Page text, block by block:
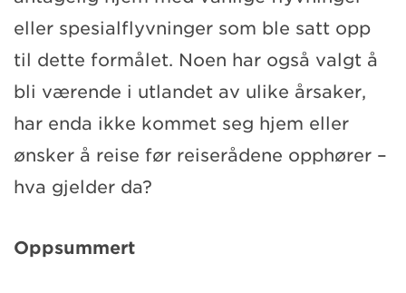
eller spesialflyvninger som ble satt opp
til dette formålet. Noen har også valgt å
bli værende i utlandet av ulike årsaker,
har enda ikke kommet seg hjem eller
ønsker å reise før reiserådene opphører –
hva gjelder da?
Oppsummert